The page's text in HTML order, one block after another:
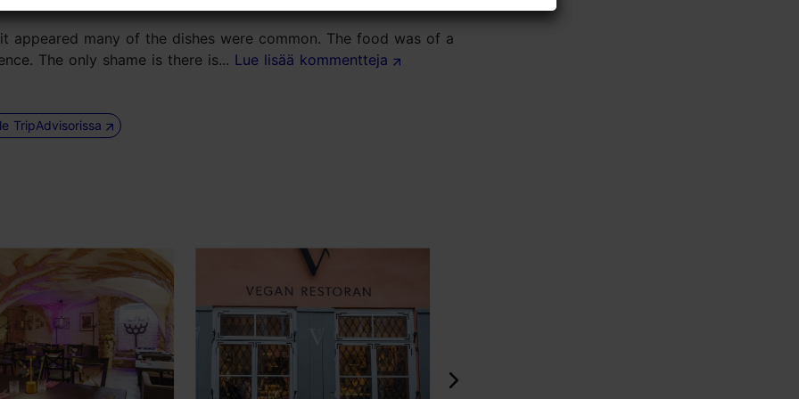
appeared many of the dishes were common. The food was of a
The only shame is there is... Lue lisää kommentteja
TripAdvisorissa